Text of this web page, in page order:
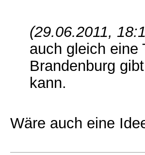
(29.06.2011,
auch gleich eine
Brandenburg
kann.
Wäre auch eine